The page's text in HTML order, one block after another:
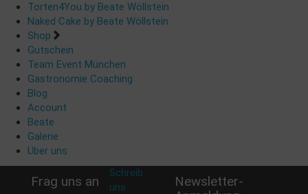
Torten4You by Beate Wöllstein
Naked Cake by Beate Wöllstein
Shop
Gutschein
Team Event München
Gastronomie Coaching
Blog
Account
Beate
Galerie
Über uns
Frag uns an
Schreib
uns
Newsletter-